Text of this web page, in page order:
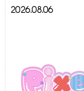
2026.08.06